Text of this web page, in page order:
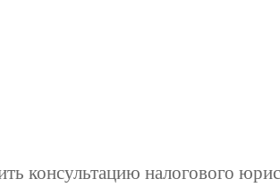
консультацию налогового